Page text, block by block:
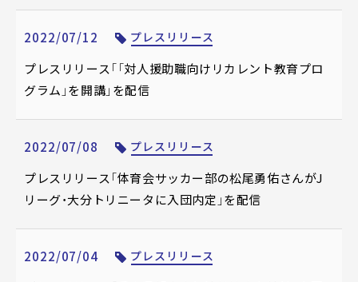
2022/07/12 プレスリリース
プレスリリース「「対人援助職向けリカレント教育プロ
グラム」を開講」を配信
2022/07/08 プレスリリース
プレスリリース「体育会サッカー部の松尾勇佑さんがJ
リーグ・大分トリニータに入団内定」を配信
2022/07/04 プレスリリース